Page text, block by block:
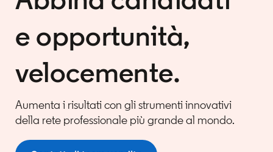
e opportunità,
velocemente.
Aumenta i risultati con gli strumenti innovativi
della rete professionale più grande al mondo.